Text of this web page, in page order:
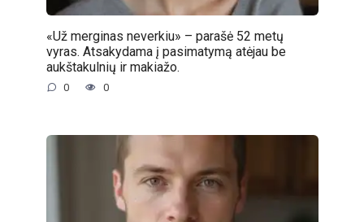
«Už merginas neverkiu» – parašė 52 metų
vyras. Atsakydama į pasimatymą atėjau be
aukštakulnių ir makiažo.
0 0